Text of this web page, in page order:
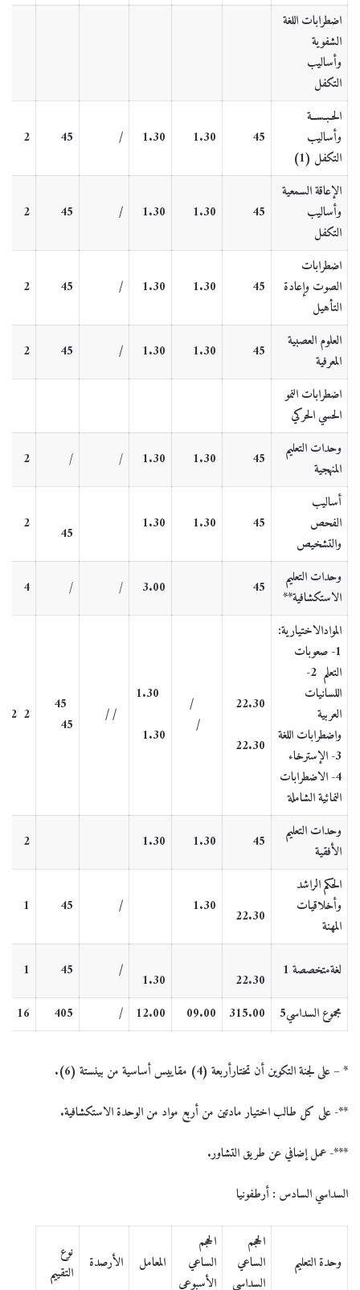
اضطرابات اللغة
الشفوية
وأساليب
التكفل
الحـبـســة
وأساليب
التكفل (1)
45
1.30
1.30
/
45
2
الإعاقة السمعية
وأساليب
التكفل
45
1.30
1.30
/
45
2
اضطرابات
الصوت وإعادة
التأهيل
45
1.30
1.30
/
45
2
العلوم العصبية
المعرفية
45
1.30
1.30
/
45
2
اضطرابات النمو
الحسي الحركي
وحدات التعليم
المنهجية
45
1.30
1.30
/
/
2
أساليب
الفحص
والتشخيص
45
1.30
1.30
45
2
وحدات التعليم
الاستكشافية**
45
3.00
/
/
4
الموادالاختيارية:
1- صعوبات
التعلم 2-
اللسانيات
العربية
واضطرابات اللغة
3- الإسترخاء
4- الاضطرابات
النمائية الشاملة
22.30
22.30
/
/
1.30
1.30
/
/
45
45
2
2
وحدات التعليم
الأفقية
45
1.30
1.30
2
الحكم الراشد
وأخلاقيات
المهنة
22.30
1.30
/
45
1
لغةمتخصصة 1 22.30
1.30
/
45
1
مجموع السداسي5
315.00
09.00
12.00
/
405
16
* – على لجنة التكوين أن تختارأربعة (4) مقاييس أساسية من بينستة (6).
**- على كل طالب اختيار مادتين من أربع مواد من الوحدة الاستكشافية.
***- عمل إضافي عن طريق التشاور.
السداسي السادس : أرطفونيا
وحدة التعليم
الحجم
الساعي
السداسي
الحجم
الساعي
الأسبوعي
المعامل الأرصدة
نوع
التقييم